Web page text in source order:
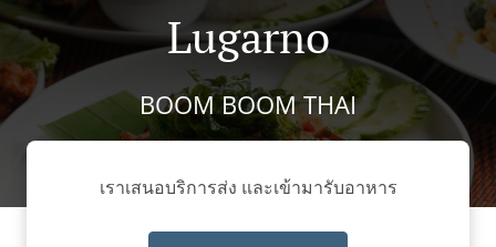
Lugarno
BOOM BOOM THAI
เราเสนอบริการส่ง และเข้ามารับอาหาร